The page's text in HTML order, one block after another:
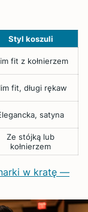
Styl koszuli
fit z kołnierzem
fit, długi rękaw
satyna
Ze stójką lub
kołnierzem
w kratę —